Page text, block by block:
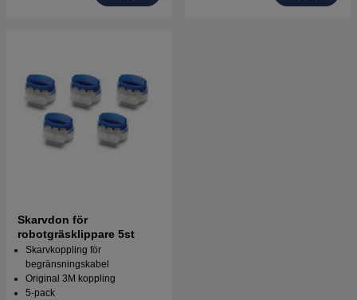
Skarvdon för
robotgräsklippare 5st
Skarvkoppling för
begränsningskabel
Original 3M koppling
5-pack